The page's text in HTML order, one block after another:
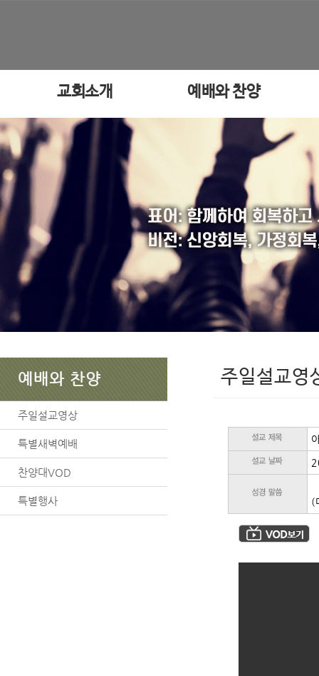
교회소개 예배와 찬양
예배와 찬양
주일설교영상
특별새벽예배
찬양대VOD
특별행사
주일설교영
(